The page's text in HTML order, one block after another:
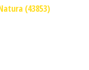
(43853)